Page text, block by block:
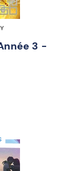
3 -